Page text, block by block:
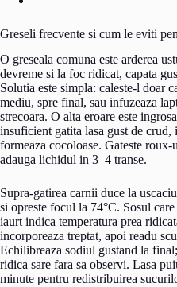
Greseli frecvente si cum le eviti
O greseala comuna este arderea
devreme si la foc ridicat, capata
Solutia este simpla: caleste-l doar
mediu, spre final, sau infuzeaza
strecoara. O alta eroare este
insuficient gatita lasa gust de
formeaza cocoloase. Gateste
adauga lichidul in 3–4 transe.
Supra-gatirea carnii duce la
si opreste focul la 74°C. Sosul
iaurt indica temperatura prea
incorporeaza treptat, apoi readu
Echilibreaza sodiul gustand la
ridica sare fara sa observi. Lasa
minute pentru redistribuirea